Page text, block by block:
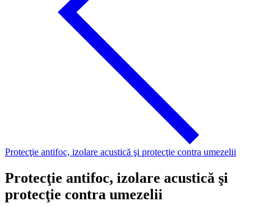
Protecţie antifoc, izolare acustică şi protecţie contra umezelii
Protecţie antifoc, izolare acustică şi
protecţie contra umezelii